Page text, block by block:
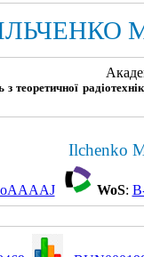
з теоретичної
Ilchenko
WoS: